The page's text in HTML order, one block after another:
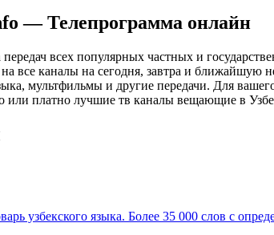
— Телепрограмма онлайн
всех популярных частных и
все каналы на сегодня, завтра и
мультфильмы и другие передачи. Для
или платно лучшие тв каналы вещающие в
узбекского языка. Более 35 000 слов с